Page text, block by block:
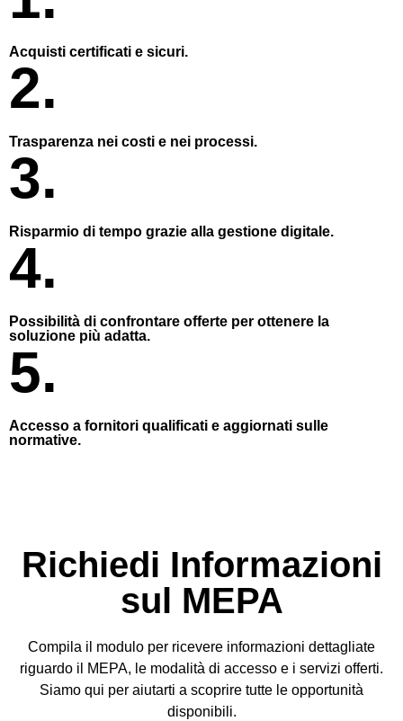
Acquisti certificati e sicuri.
2.
Trasparenza nei costi e nei processi.
3.
Risparmio di tempo grazie alla gestione digitale.
4.
Possibilità di confrontare offerte per ottenere la
soluzione più adatta.
5.
Accesso a fornitori qualificati e aggiornati sulle
normative.
Richiedi Informazioni
sul MEPA
Compila il modulo per ricevere informazioni dettagliate
riguardo il MEPA, le modalità di accesso e i servizi offerti.
Siamo qui per aiutarti a scoprire tutte le opportunità
disponibili.